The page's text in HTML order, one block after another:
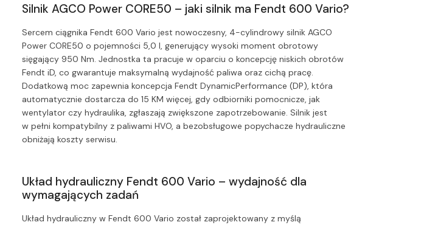
Silnik AGCO Power CORE50 – jaki silnik ma Fendt 600 Vario?
Sercem ciągnika Fendt 600 Vario jest nowoczesny, 4-cylindrowy silnik AGCO
Power CORE50 o pojemności 5,0 l, generujący wysoki moment obrotowy
sięgający 950 Nm. Jednostka ta pracuje w oparciu o koncepcję niskich obrotów
Fendt iD, co gwarantuje maksymalną wydajność paliwa oraz cichą pracę.
Dodatkową moc zapewnia koncepcja Fendt DynamicPerformance (DP), która
automatycznie dostarcza do 15 KM więcej, gdy odbiorniki pomocnicze, jak
wentylator czy hydraulika, zgłaszają zwiększone zapotrzebowanie. Silnik jest
w pełni kompatybilny z paliwami HVO, a bezobsługowe popychacze hydrauliczne
obniżają koszty serwisu.
Układ hydrauliczny Fendt 600 Vario – wydajność dla
wymagających zadań
Układ hydrauliczny w Fendt 600 Vario został zaprojektowany z myślą